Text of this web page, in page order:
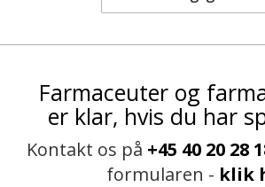
Farmaceuter og
er klar, hvis du har
Kontakt os på +45 40 20 28
formularen - klik